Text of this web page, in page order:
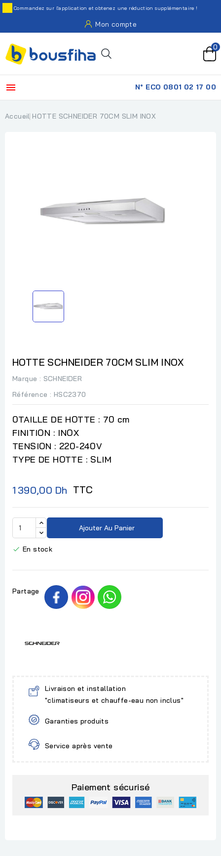
Commandez sur l'application et obtenez une réduction supplémentaire !
Mon compte
0
 N° ECO 0801 02 17 00
Accueil HOTTE SCHNEIDER 70CM SLIM INOX
HOTTE SCHNEIDER 70CM SLIM INOX
Marque : SCHNEIDER
Référence : HSC2370
0TAILLE DE HOTTE : 70 cm
FINITION : INOX
TENSION : 220-240V
TYPE DE HOTTE : SLIM
1 390,00 Dh TTC
Ajouter Au Panier
 En stock
Partage
Livraison et installation
"climatiseurs et chauffe-eau non inclus"
Garanties produits
Service après vente
Paiement sécurisé